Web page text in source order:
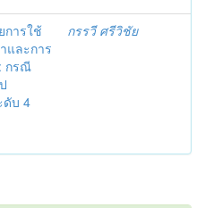
การใช้
และการ
กรณี
ดับ 4
กรรวี ศรีวิชัย